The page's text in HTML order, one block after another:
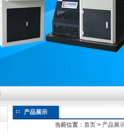
选型指南：从额定扭矩到加载频率的工况适配
产品展示
当前位置： 首页 > 产品展